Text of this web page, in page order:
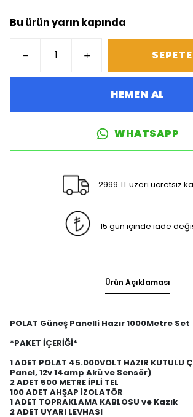
Bu ürün yarın kapında
HEMEN AL
WHATSAPP
2999 TL üzeri ücretsiz
15 gün içinde iade
Ürün Açıklaması
POLAT Güneş Panelli Hazır 1000Metre Set
*PAKET İÇERİĞİ*
1 ADET POLAT 45.000VOLT HAZIR KUTULU
Panel, 12v 14amp Akü ve Sensör)
2 ADET 500 METRE İPLİ TEL
100 ADET AHŞAP İZOLATÖR
1 ADET TOPRAKLAMA KABLOSU ve Kazık
2 ADET UYARI LEVHASI